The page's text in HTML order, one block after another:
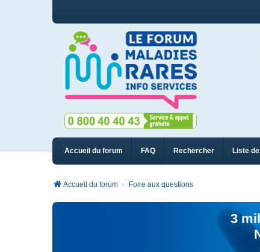
Accueil du forum FAQ Rechercher Liste
Accueil du forum Foire aux questions
3